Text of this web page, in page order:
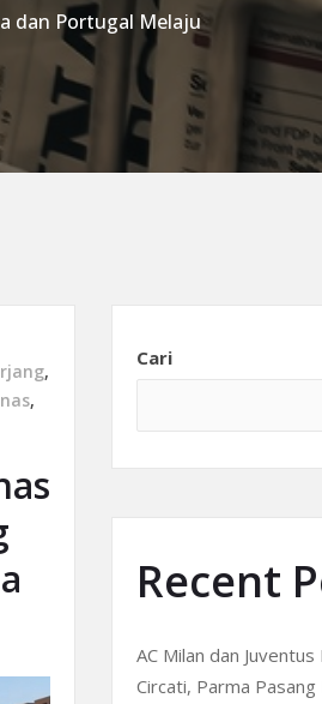
dan Portugal Melaju
,
,
Cari
Recent
AC Milan dan
Circati, Parma